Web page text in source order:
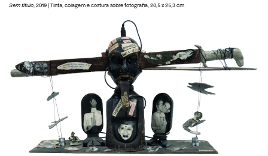
Sem título , 2019 | Tinta, colagem e costura sobre fotografia, 20,5 x 25,3 cm